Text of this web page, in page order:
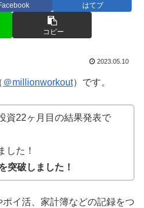
はてブ
コピー
2023.05.10
＠millionworkout）です。
資22ヶ月目の結果発表で
した！
突破しました！
イ活、家計簿などの記録をつ